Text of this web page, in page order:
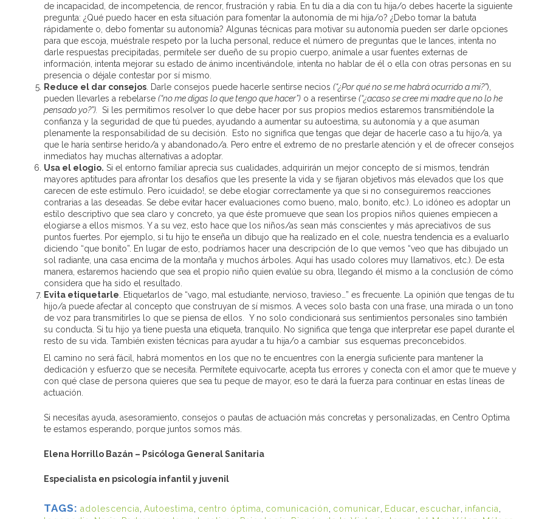
de incapacidad, de incompetencia, de rencor, frustración y rabia. En tu día a día con tu hija/o debes hacerte la siguiente
pregunta: ¿Qué puedo hacer en esta situación para fomentar la autonomía de mi hija/o? ¿Debo tomar la batuta
rápidamente o, debo fomentar su autonomía? Algunas técnicas para motivar su autonomía pueden ser darle opciones
para que escoja, muéstrale respeto por la lucha personal, reduce el número de preguntas que le lances, intenta no
darle respuestas precipitadas, permítele ser dueño de su propio cuerpo, anímale a usar fuentes externas de
información, intenta mejorar su estado de ánimo incentivándole, intenta no hablar de él o ella con otras personas en su
presencia o déjale contestar por sí mismo.
Reduce el dar consejos . Darle consejos puede hacerle sentirse necios (“¿Por qué no se me habrá ocurrido a mi?”),
pueden llevarles a rebelarse (“no me digas lo que tengo que hacer”) o a resentirse (“¿acaso se cree mi madre que no lo he
pensado yo?”).
Si les permitimos resolver lo que debe hacer por sus propios medios estaremos transmitiéndole la
confianza y la seguridad de que tú puedes, ayudando a aumentar su autoestima, su autonomía y a que asuman
plenamente la responsabilidad de su decisión. Esto no significa que tengas que dejar de hacerle caso a tu hijo/a, ya
que le haría sentirse herido/a y abandonado/a. Pero entre el extremo de no prestarle atención y el de ofrecer consejos
inmediatos hay muchas alternativas a adoptar.
Usa el elogio. Si el entorno familiar aprecia sus cualidades, adquirirán un mejor concepto de sí mismos, tendrán
mayores aptitudes para afrontar los desafíos que les presente la vida y se fijaran objetivos más elevados que los que
carecen de este estímulo. Pero ¡cuidado!, se debe elogiar correctamente ya que si no conseguiremos reacciones
contrarias a las deseadas. Se debe evitar hacer evaluaciones como bueno, malo, bonito, etc.). Lo idóneo es adoptar un
estilo descriptivo que sea claro y concreto, ya que éste promueve que sean los propios niños quienes empiecen a
elogiarse a ellos mismos. Y a su vez, esto hace que los niños/as sean más conscientes y más apreciativos de sus
puntos fuertes. Por ejemplo, si tu hijo te enseña un dibujo que ha realizado en el cole, nuestra tendencia es a evaluarlo
diciendo “que bonito”. En lugar de esto, podríamos hacer una descripción de lo que vemos “veo que has dibujado un
sol radiante, una casa encima de la montaña y muchos árboles. Aquí has usado colores muy llamativos, etc.). De esta
manera, estaremos haciendo que sea el propio niño quien evalúe su obra, llegando él mismo a la conclusión de cómo
considera que ha sido el resultado.
Evita etiquetarle . Etiquetarlos de “vago, mal estudiante, nervioso, travieso…” es frecuente. La opinión que tengas de tu
hijo/a puede afectar al concepto que construyan de sí mismos. A veces solo basta con una frase, una mirada o un tono
de voz para transmitirles lo que se piensa de ellos. Y no solo condicionará sus sentimientos personales sino también
su conducta. Si tu hijo ya tiene puesta una etiqueta, tranquilo. No significa que tenga que interpretar ese papel durante el
resto de su vida. También existen técnicas para ayudar a tu hija/o a cambiar sus esquemas preconcebidos.
El camino no será fácil, habrá momentos en los que no te encuentres con la energía suficiente para mantener la
dedicación y esfuerzo que se necesita. Permítete equivocarte, acepta tus errores y conecta con el amor que te mueve y
con qué clase de persona quieres que sea tu peque de mayor, eso te dará la fuerza para continuar en estas líneas de
actuación.
Si necesitas ayuda, asesoramiento, consejos o pautas de actuación más concretas y personalizadas, en Centro Optima
te estamos esperando, porque juntos somos más.
Elena Horrillo Bazán – Psicóloga General Sanitaria
Especialista en psicología infantil y juvenil
TAGS: adolescencia Autoestima centro óptima comunicación comunicar Educar escuchar infancia